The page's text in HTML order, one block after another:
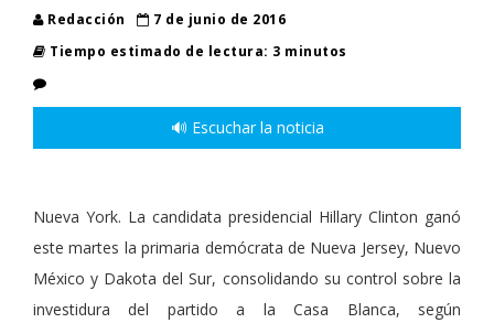
Redacción
7 de junio de 2016
Tiempo estimado de lectura: 3 minutos
🔊 Escuchar la noticia
Nueva York. La candidata presidencial Hillary Clinton ganó
este martes la primaria demócrata de Nueva Jersey, Nuevo
México y Dakota del Sur, consolidando su control sobre la
investidura del partido a la Casa Blanca, según